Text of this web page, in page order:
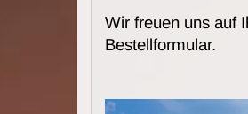
Wir freuen uns auf
Bestellformular.